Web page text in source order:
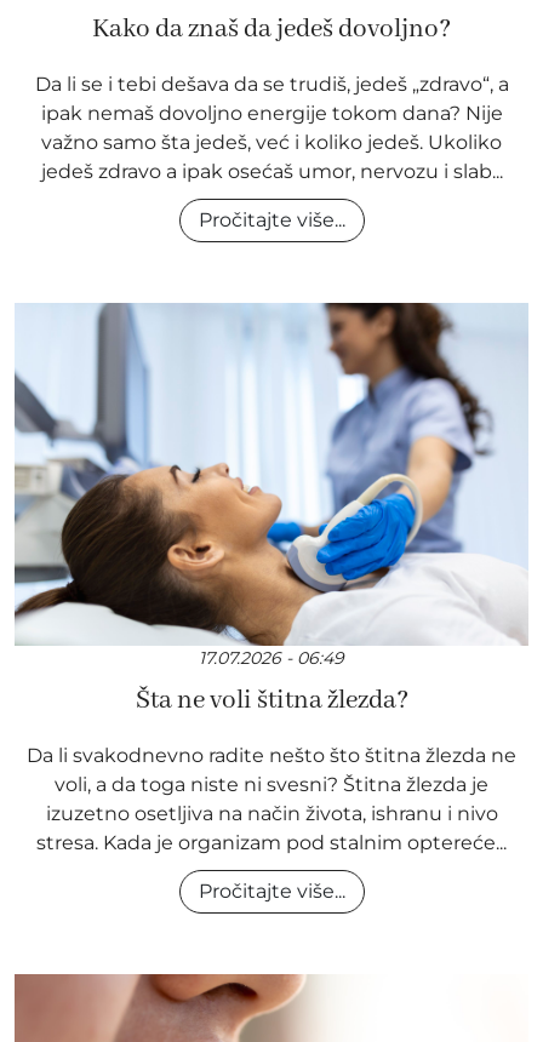
Kako da znaš da jedeš dovoljno?
Da li se i tebi dešava da se trudiš, jedeš „zdravo“, a
ipak nemaš dovoljno energije tokom dana? Nije
važno samo šta jedeš, već i koliko jedeš. Ukoliko
jedeš zdravo a ipak osećaš umor, nervozu i slab...
Pročitajte više...
17.07.2026 - 06:49
Šta ne voli štitna žlezda?
Da li svakodnevno radite nešto što štitna žlezda ne
voli, a da toga niste ni svesni? Štitna žlezda je
izuzetno osetljiva na način života, ishranu i nivo
stresa. Kada je organizam pod stalnim optereće...
Pročitajte više...